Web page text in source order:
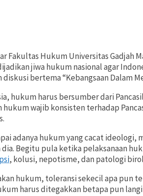
Fakultas Hukum Universitas
jiwa hukum nasional agar
bertema “Kebangsaan Dalam
hukum harus bersumber dari
hukum wajib konsisten terhadap
adanya hukum yang cacat
Begitu pula ketika pelaksanaan
, kolusi, nepotisme, dan patologi
hukum, toleransi sekecil apa pun
harus ditegakkan betapa pun